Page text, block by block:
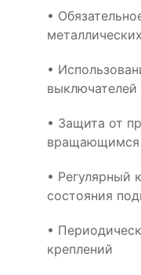
•
•
выключателей
• Защита от
вращающимся
• Регулярный
состояния
•
креплений